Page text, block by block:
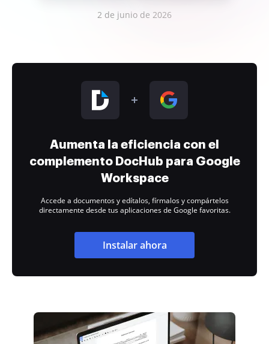
2 de junio de 2026
Aumenta la eficiencia con el
complemento DocHub para Google
Workspace
Accede a documentos y edítalos, fírmalos y compártelos
directamente desde tus aplicaciones de Google favoritas.
Instalar ahora